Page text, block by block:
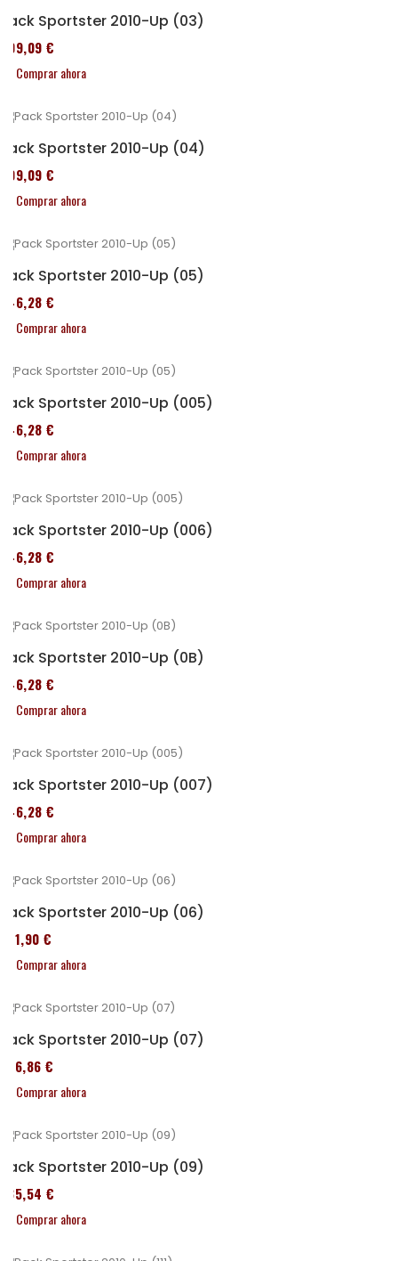
Pack Sportster 2010-Up (03)
409,09 €
Comprar ahora
Pack Sportster 2010-Up (04)
409,09 €
Comprar ahora
Pack Sportster 2010-Up (05)
246,28 €
Comprar ahora
Pack Sportster 2010-Up (005)
246,28 €
Comprar ahora
Pack Sportster 2010-Up (006)
246,28 €
Comprar ahora
Pack Sportster 2010-Up (0B)
246,28 €
Comprar ahora
Pack Sportster 2010-Up (007)
246,28 €
Comprar ahora
Pack Sportster 2010-Up (06)
371,90 €
Comprar ahora
Pack Sportster 2010-Up (07)
276,86 €
Comprar ahora
Pack Sportster 2010-Up (09)
235,54 €
Comprar ahora